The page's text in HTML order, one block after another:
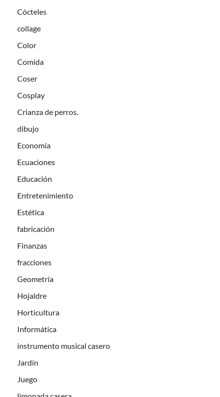
Cócteles
collage
Color
Comida
Coser
Cosplay
Crianza de perros.
dibujo
Economía
Ecuaciones
Educación
Entretenimiento
Estética
fabricación
Finanzas
fracciones
Geometría
Hojaldre
Horticultura
Informática
instrumento musical casero
Jardín
Juego